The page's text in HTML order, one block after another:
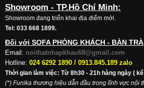
Showroom - TP.Hồ Chí Minh:
Showroom đang triển khai địa điểm mới.
Tel: 033 668 1899.
Đối với SOFA PHÒNG KHÁCH - BÀN
Email: noithatnhapkhau68@gmail.com
Hotline: 024 6292 1890 / 0913.845.189 zalo
Thời gian làm việc: Từ 8h30 - 21h hàng ngày (
(*) Funika thương hiệu dẫn đầu trong lĩnh vực nội